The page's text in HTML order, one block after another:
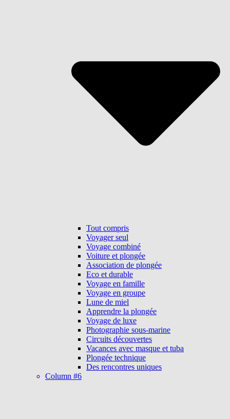
Tout compris
Voyager seul
Voyage combiné
Voiture et plongée
Association de plongée
Eco et durable
Voyage en famille
Voyage en groupe
Lune de miel
Apprendre la plongée
Voyage de luxe
Photographie sous-marine
Circuits découvertes
Vacances avec masque et tuba
Plongée technique
Des rencontres uniques
Column #6